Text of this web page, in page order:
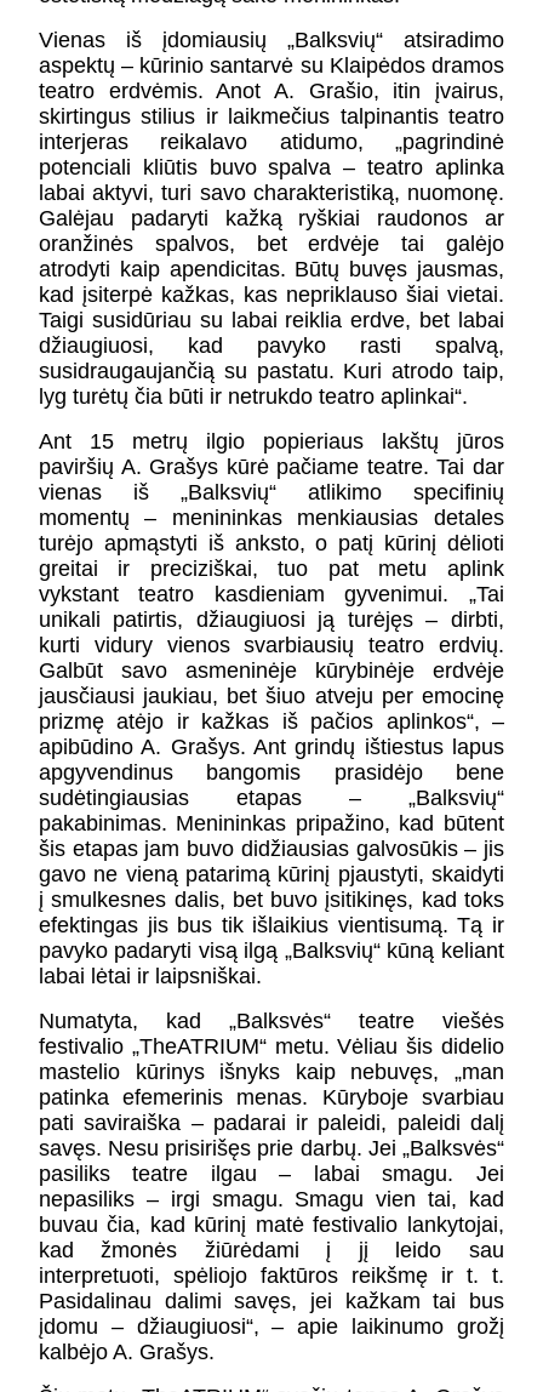
Vienas iš įdomiausių „Balksvių“ atsiradimo
aspektų – kūrinio santarvė su Klaipėdos dramos
teatro erdvėmis. Anot A. Grašio, itin įvairus,
skirtingus stilius ir laikmečius talpinantis teatro
interjeras reikalavo atidumo, „pagrindinė
potenciali kliūtis buvo spalva – teatro aplinka
labai aktyvi, turi savo charakteristiką, nuomonę.
Galėjau padaryti kažką ryškiai raudonos ar
oranžinės spalvos, bet erdvėje tai galėjo
atrodyti kaip apendicitas. Būtų buvęs jausmas,
kad įsiterpė kažkas, kas nepriklauso šiai vietai.
Taigi susidūriau su labai reiklia erdve, bet labai
džiaugiuosi, kad pavyko rasti spalvą,
susidraugaujančią su pastatu. Kuri atrodo taip,
lyg turėtų čia būti ir netrukdo teatro aplinkai“.
Ant 15 metrų ilgio popieriaus lakštų jūros
paviršių A. Grašys kūrė pačiame teatre. Tai dar
vienas iš „Balksvių“ atlikimo specifinių
momentų – menininkas menkiausias detales
turėjo apmąstyti iš anksto, o patį kūrinį dėlioti
greitai ir preciziškai, tuo pat metu aplink
vykstant teatro kasdieniam gyvenimui. „Tai
unikali patirtis, džiaugiuosi ją turėjęs – dirbti,
kurti vidury vienos svarbiausių teatro erdvių.
Galbūt savo asmeninėje kūrybinėje erdvėje
jausčiausi jaukiau, bet šiuo atveju per emocinę
prizmę atėjo ir kažkas iš pačios aplinkos“, –
apibūdino A. Grašys. Ant grindų ištiestus lapus
apgyvendinus bangomis prasidėjo bene
sudėtingiausias etapas – „Balksvių“
pakabinimas. Menininkas pripažino, kad būtent
šis etapas jam buvo didžiausias galvosūkis – jis
gavo ne vieną patarimą kūrinį pjaustyti, skaidyti
į smulkesnes dalis, bet buvo įsitikinęs, kad toks
efektingas jis bus tik išlaikius vientisumą. Tą ir
pavyko padaryti visą ilgą „Balksvių“ kūną keliant
labai lėtai ir laipsniškai.
Numatyta, kad „Balksvės“ teatre viešės
festivalio „TheATRIUM“ metu. Vėliau šis didelio
mastelio kūrinys išnyks kaip nebuvęs, „man
patinka efemerinis menas. Kūryboje svarbiau
pati saviraiška – padarai ir paleidi, paleidi dalį
savęs. Nesu prisirišęs prie darbų. Jei „Balksvės“
pasiliks teatre ilgau – labai smagu. Jei
nepasiliks – irgi smagu. Smagu vien tai, kad
buvau čia, kad kūrinį matė festivalio lankytojai,
kad žmonės žiūrėdami į jį leido sau
interpretuoti, spėliojo faktūros reikšmę ir t. t.
Pasidalinau dalimi savęs, jei kažkam tai bus
įdomu – džiaugiuosi“, – apie laikinumo grožį
kalbėjo A. Grašys.